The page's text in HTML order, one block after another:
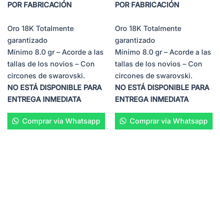
POR FABRICACIÓN
Oro 18K Totalmente
garantizado
Mínimo 8.0 gr – Acorde a las
tallas de los novios – Con
circones de swarovski.
NO ESTÁ DISPONIBLE PARA
ENTREGA INMEDIATA
Comprar vía Whatsapp
POR FABRICACIÓN
Oro 18K Totalmente
garantizado
Mínimo 8.0 gr – Acorde a las
tallas de los novios – Con
circones de swarovski.
NO ESTÁ DISPONIBLE PARA
ENTREGA INMEDIATA
Comprar vía Whatsapp